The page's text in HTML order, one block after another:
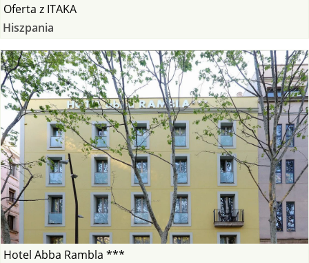
Oferta z ITAKA
Hiszpania
Hotel Abba Rambla ***